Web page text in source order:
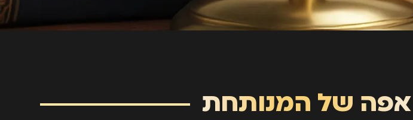
של המנותחת